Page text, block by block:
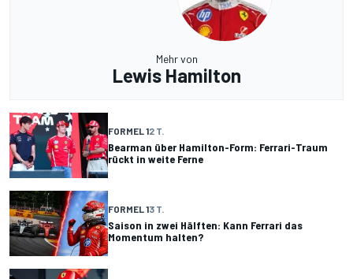
Mehr von
Lewis Hamilton
FORMEL 12 T.
Bearman über Hamilton-Form: Ferrari-Traum
rückt in weite Ferne
FORMEL 13 T.
Saison in zwei Hälften: Kann Ferrari das
Momentum halten?